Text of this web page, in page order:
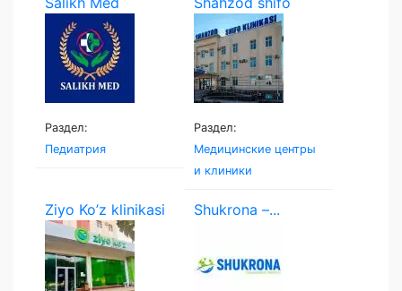
Раздел:
Педиатрия
klinikasi
Раздел:
Медицинские центры
и клиники
Ziyo Ko’z klinikasi Shukrona –...